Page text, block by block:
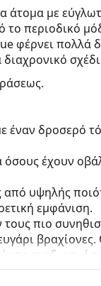
άτομα με
περιοδικό
φέρνει πολλά
έναν δροσερό
όσους έχουν
υψηλής
εμφάνιση.
πιο
σχεδιασμό
γεγονός ότι